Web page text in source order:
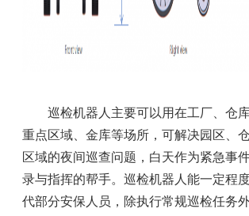
巡检机器人主要可以用在工厂、仓
重点区域、金库等场所，可解决园区、
区域的夜间巡查问题，白天作为紧急事
录与指挥的帮手。巡检机器人能一定程
代部分安保人员，除执行常规巡检任务